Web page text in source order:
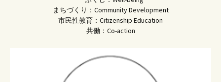
まちづくり：Community Development
市民性教育：Citizenship Education
共働：Co-action